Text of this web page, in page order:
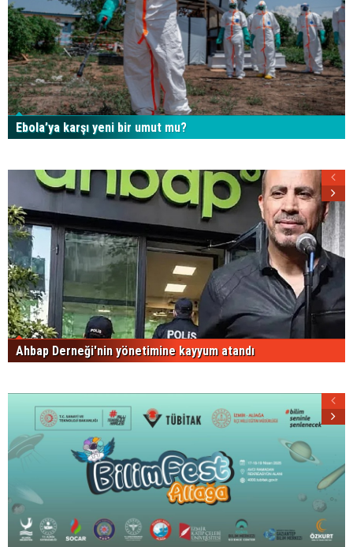
Ebola’ya karşı yeni bir umut mu?
Ahbap Derneği'nin yönetimine kayyum atandı